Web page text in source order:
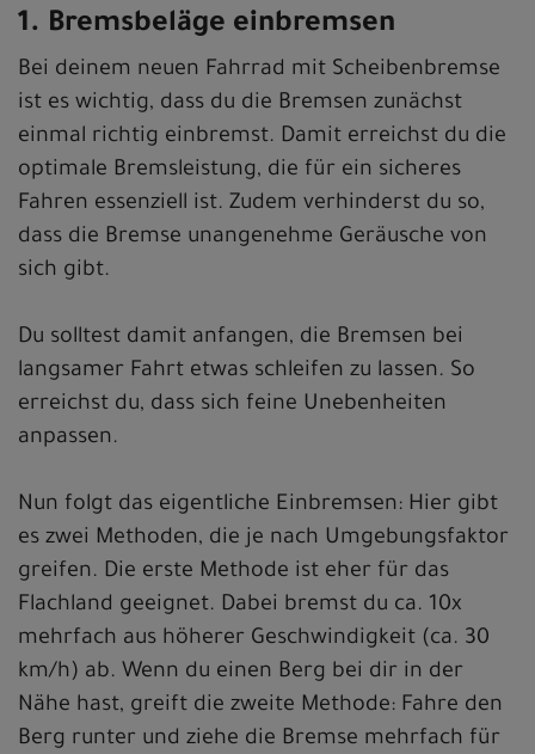
1. Bremsbeläge einbremsen
Bei deinem neuen Fahrrad mit Scheibenbremse
ist es wichtig, dass du die Bremsen zunächst
einmal richtig einbremst. Damit erreichst du die
optimale Bremsleistung, die für ein sicheres
Fahren essenziell ist. Zudem verhinderst du so,
dass die Bremse unangenehme Geräusche von
sich gibt.
Du solltest damit anfangen, die Bremsen bei
langsamer Fahrt etwas schleifen zu lassen. So
erreichst du, dass sich feine Unebenheiten
anpassen.
Nun folgt das eigentliche Einbremsen: Hier gibt
es zwei Methoden, die je nach Umgebungsfaktor
greifen. Die erste Methode ist eher für das
Flachland geeignet. Dabei bremst du ca. 10x
mehrfach aus höherer Geschwindigkeit (ca. 30
km/h) ab. Wenn du einen Berg bei dir in der
Nähe hast, greift die zweite Methode: Fahre den
Berg runter und ziehe die Bremse mehrfach für